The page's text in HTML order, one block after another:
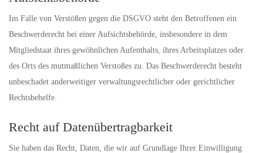
Im Falle von Verstößen gegen die DSGVO steht den Betroffenen ein
Beschwerderecht bei einer Aufsichtsbehörde, insbesondere in dem
Mitgliedstaat ihres gewöhnlichen Aufenthalts, ihres Arbeitsplatzes oder
des Orts des mutmaßlichen Verstoßes zu. Das Beschwerderecht besteht
unbeschadet anderweitiger verwaltungsrechtlicher oder gerichtlicher
Rechtsbehelfe.
Recht auf Daten­übertrag­barkeit
Sie haben das Recht, Daten, die wir auf Grundlage Ihrer Einwilligung